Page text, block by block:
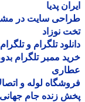
پدیا
سایت در مشهد
نوزاد
تلگرام و تلگرام
ممبر تلگرام بدون
لوله و اتصالات
زنده جام جهانی